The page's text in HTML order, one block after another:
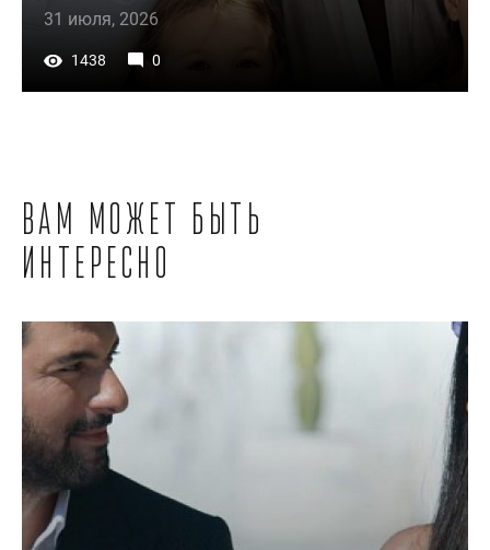
31 июля, 2026
1438 0
Вам может быть
интересно